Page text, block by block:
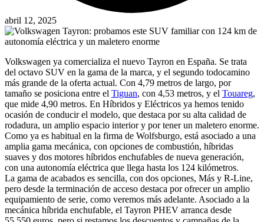
abril 12, 2025
Volkswagen ya comercializa el nuevo Tayron en España. Se trata
del octavo SUV en la gama de la marca, y el segundo todocamino
más grande de la oferta actual. Con 4,79 metros de largo, por
tamaño se posiciona entre el Tiguan, con 4,53 metros, y el Touareg,
que mide 4,90 metros. En Híbridos y Eléctricos ya hemos tenido
ocasión de conducir el modelo, que destaca por su alta calidad de
rodadura, un amplio espacio interior y por tener un maletero enorme.
Como ya es habitual en la firma de Wolfsburgo, está asociado a una
amplia gama mecánica, con opciones de combustión, híbridas
suaves y dos motores híbridos enchufables de nueva generación,
con una autonomía eléctrica que llega hasta los 124 kilómetros.
La gama de acabados es sencilla, con dos opciones, Más y R-Line,
pero desde la terminación de acceso destaca por ofrecer un amplio
equipamiento de serie, como veremos más adelante. Asociado a la
mecánica híbrida enchufable, el Tayron PHEV arranca desde